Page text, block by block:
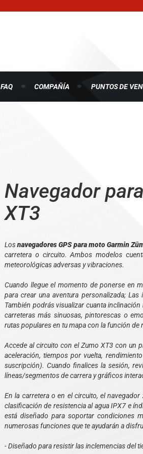
FAQ COMPAÑÍA PUNTOS DE
Navegador
XT3
Losnavegadores GPS para moto Garmin
carretera o circuito. Ambos modelos
meteorológicas adversas y vibraciones.
Cuando llegue el momento de ponerse en
para crear una aventura personalizada;
También podrás visualizar cuanta
carreteras más sinuosas, pintorescas o
rutas populares en tu mapa con la función de
Accede al circuito con el Zumo XT3 con un
aceleración, tiempos por vuelta,
suscripción). Cuando finalices la sesión,
líneas/segmentos de carrera y gráficos
En la carretera o en el circuito, el
clasificación de resistencia al agua IPX7 e
está diseñado para soportar condiciones
numerosas funciones que te ayudarán a
- Diseñado para resistir las inclemencias del